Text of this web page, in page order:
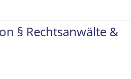
§ Rechtsanwälte &